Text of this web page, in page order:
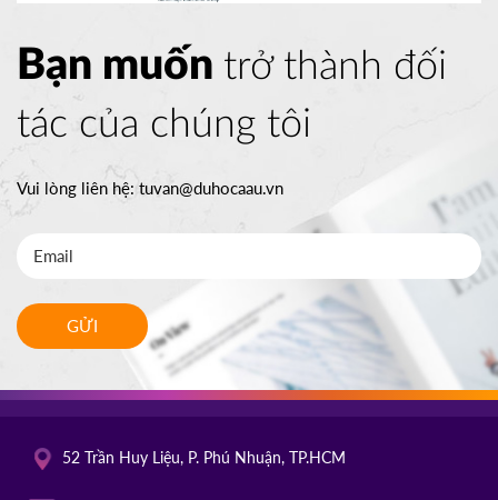
Bạn muốn trở thành đối
tác của chúng tôi
Vui lòng liên hệ:tuvan@duhocaau.vn
GỬI
52 Trần Huy Liệu, P. Phú Nhuận, TP.HCM